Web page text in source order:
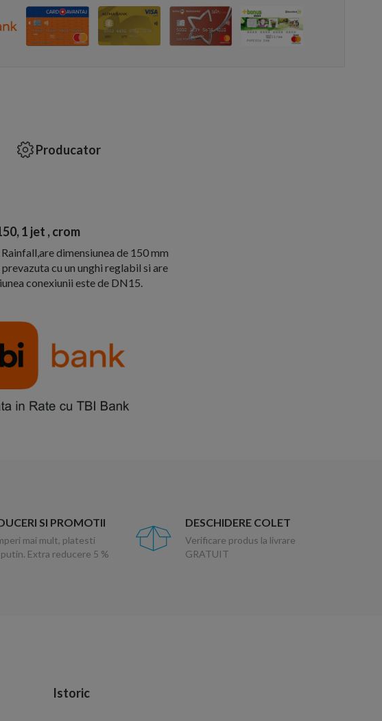
Producator
1 jet , crom
dimensiunea de 150 mm
cu un unghi reglabil si are
conexiunii este de DN15.
SI PROMOTII
mai mult, platesti
putin. Extra reducere 5 %
DESCHIDERE COLET
Verificare produs la livrare
GRATUIT
Istoric